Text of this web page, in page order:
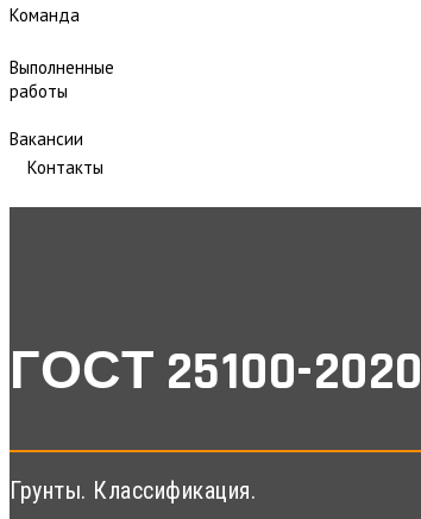
Команда
Выполненные
работы
Вакансии
Контакты
ГОСТ 25100-2020
Грунты. Классификация.